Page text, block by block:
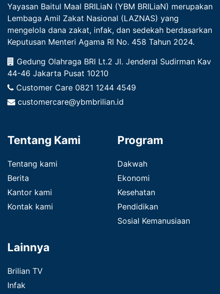
Yayasan Baitul Maal BRILiaN (YBM BRILiaN) merupakan
Lembaga Amil Zakat Nasional (LAZNAS) yang
mengelola dana zakat, infak, dan sedekah berdasarkan
Keputusan Menteri Agama RI No. 458 Tahun 2024.
Gedung Olahraga BRI Lt.2 Jl. Jenderal Sudirman Kav
44-46 Jakarta Pusat 10210
Customer Care 0821 1244 4549
customercare@ybmbrilian.id
Tentang Kami
Tentang kami
Berita
Kantor kami
Kontak kami
Program
Dakwah
Ekonomi
Kesehatan
Pendidikan
Sosial Kemanusiaan
Lainnya
Brilian TV
Infak